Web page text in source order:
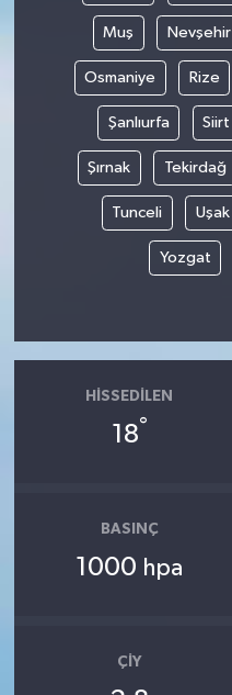
Muş Nevşehir
Osmaniye Rize
Şanlıurfa Siirt
Şırnak Tekirdağ
Tunceli Uşak
Yozgat
HISSEDILEN
18°
BASINÇ
1000 hpa
ÇIY